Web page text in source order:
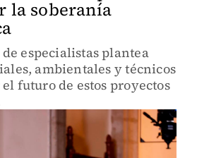
la soberanía
especialistas plantea
ambientales y técnicos
futuro de estos proyectos